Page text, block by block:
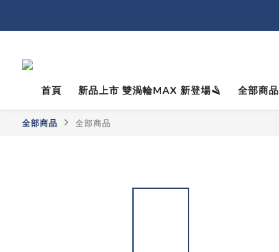
首頁
新品上市 雙渦輪MAX 新登場🪒 全部商品
全部商品 全部商品